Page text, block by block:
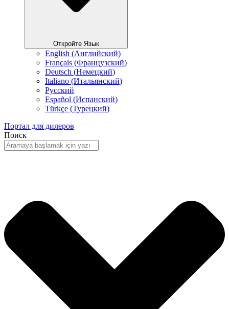
Откройте Язык
English (Английский)
Français (Французский)
Deutsch (Немецкий)
Italiano (Итальянский)
Русский
Español (Испанский)
Türkçe (Турецкий)
Портал для дилеров
Поиск